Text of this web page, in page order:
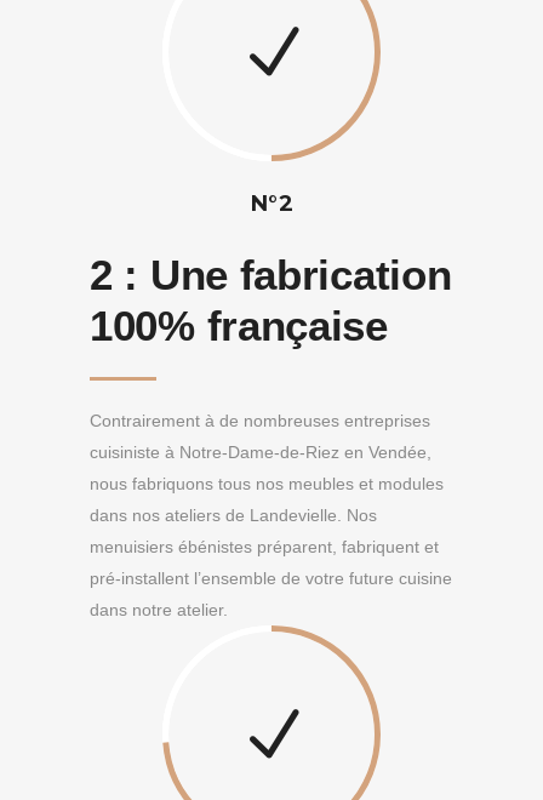
N°2
2 : Une fabrication
100% française
Contrairement à de nombreuses entreprises
cuisiniste à Notre-Dame-de-Riez en Vendée,
nous fabriquons tous nos meubles et modules
dans nos ateliers de Landevielle. Nos
menuisiers ébénistes préparent, fabriquent et
pré-installent l’ensemble de votre future cuisine
dans notre atelier.